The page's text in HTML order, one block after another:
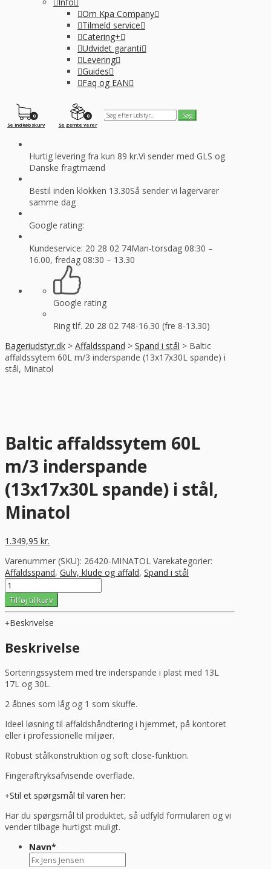
Om Kpa Company
Tilmeld service
Catering+
Udvidet garanti
Levering
Guides
Faq og EAN
0
Se gemte varer
0
Se indkøbskurv
Hurtig levering fra kun 89 kr.Vi sender med GLS og
Danske fragtmænd
Bestil inden klokken 13.30Så sender vi lagervarer
samme dag
Google rating:
Kundeservice: 20 28 02 74Man-torsdag 08:30 –
16.00, fredag 08:30 – 13.30
Google rating
Ring tlf. 20 28 02 748-16.30 (fre 8-13.30)
Bageriudstyr.dk > Affaldsspand > Spand i stål > Baltic
affaldssytem 60L m/3 inderspande (13x17x30L spande) i
stål, Minatol
Baltic affaldssytem 60L
m/3 inderspande
(13x17x30L spande) i stål,
Minatol
1.349,95 kr.
Varenummer (SKU): 26420-MINATOL Varekategorier:
Affaldsspand, Gulv, klude og affald, Spand i stål
Baltic
affaldssytem
60L
m/3
inderspande
(13x17x30L
spande)
stål,
Minatol
antal
Tilføj til kurv
Beskrivelse
Beskrivelse
Sorteringssystem med tre inderspande i plast med 13L
17L og 30L.
2 åbnes som låg og 1 som skuffe.
Ideel løsning til affaldshåndtering i hjemmet, på kontoret
eller i professionelle miljøer.
Robust stålkonstruktion og soft close-funktion.
Fingeraftryksafvisende overflade.
Stil et spørgsmål til varen her:
Har du spørgsmål til produktet, så udfyld formularen og vi
vender tilbage hurtigst muligt.
Navn*